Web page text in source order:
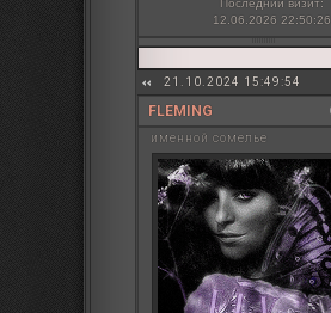
Последний визит:
12.06.2026 22:50:26
21.10.2024 15:49:54
FLEMING
именной сомелье